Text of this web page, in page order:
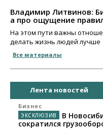
Владимир Литвинов:
а про ощущение
На этом пути важны
делать жизнь людей лучше
Все материалы
Лента новостей
Бизнес
В
сократился